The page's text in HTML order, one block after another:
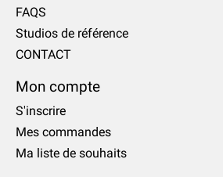
FAQS
Studios de référence
CONTACT
Mon compte
S'inscrire
Mes commandes
Ma liste de souhaits